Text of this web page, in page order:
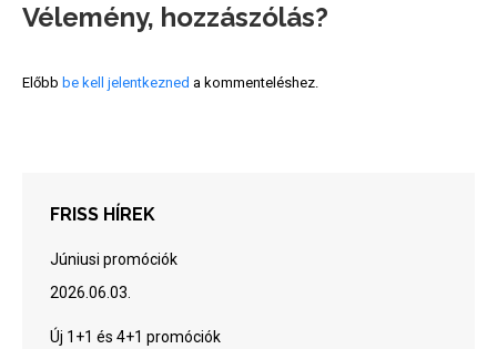
Vélemény, hozzászólás?
Előbb be kell jelentkezned a kommenteléshez.
FRISS HÍREK
Júniusi promóciók
2026.06.03.
Új 1+1 és 4+1 promóciók